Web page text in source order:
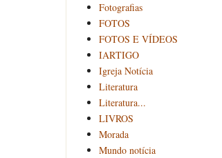
Fotografias
FOTOS
FOTOS E VÍDEOS
IARTIGO
Igreja Notícia
Literatura
Literatura...
LIVROS
Morada
Mundo notícia